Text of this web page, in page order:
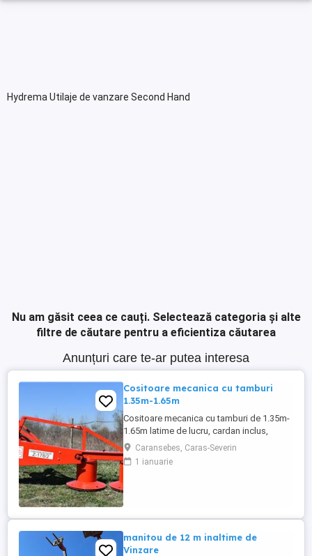
Hydrema Utilaje de vanzare Second Hand
Nu am găsit ceea ce cauți. Selectează categoria și alte
filtre de căutare pentru a eficientiza căutarea
Anunțuri care te-ar putea interesa
Cositoare mecanica cu tamburi
1.35m-1.65m
Cositoare mecanica cu tamburi de 1.35m-
1.65m latime de lucru, cardan inclus,
prelata, cheie de cutite Transport in toate
judetele
Caransebes, Caras-Severin
1 ianuarie
manitou de 12 m inaltime de
Vinzare